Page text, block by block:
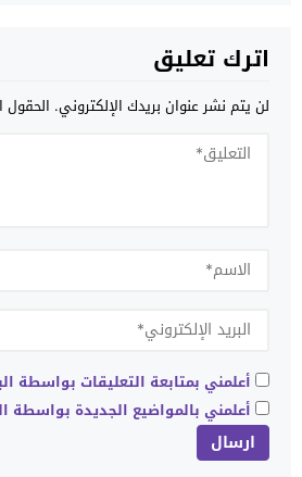
اترك تعليق
لن يتم نشر عنوان بريدك الإلكتروني. الحقول
أعلمني بمتابعة التعليقات بواسطة
أعلمني بالمواضيع الجديدة بواسطة